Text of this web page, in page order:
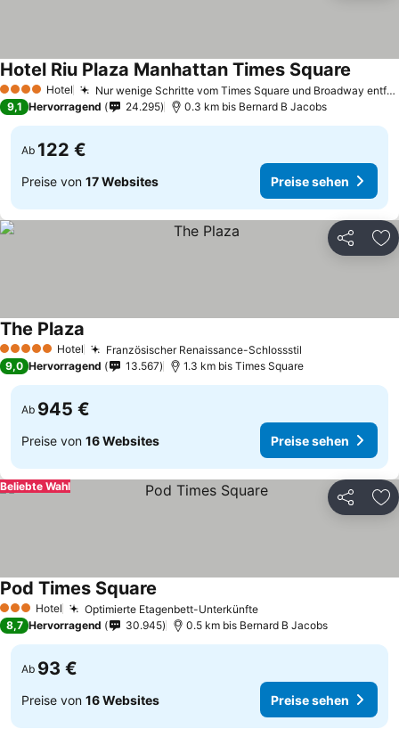
4 Sterne Hotel Nur wenige Schritte vom Times Square und Broadway entfernt
Hotel Riu Plaza Manhattan Times Square
9,1 Hervorragend 24.295 0.3 km bis Bernard B Jacobs
Ab 122 €
Preise von 17 Websites Preise sehen
Teilen
5 Sterne Hotel Französischer Renaissance-Schlossstil
The Plaza
9,0 Hervorragend 13.567 1.3 km bis Times Square
Ab 945 €
Preise von 16 Websites Preise sehen
Teilen
Beliebte Wahl
3 SterneHotel Optimierte Etagenbett-Unterkünfte
Pod Times Square
8,7 Hervorragend 30.945 0.5 km bis Bernard B Jacobs
Ab 93 €
Preise von 16 Websites Preise sehen